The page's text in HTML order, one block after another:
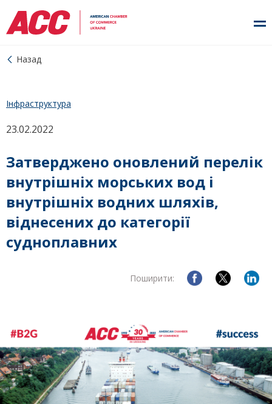
Назад
23.02.2022
Інфраструктура
Затверджено оновлений перелік
внутрішніх морських вод і
внутрішніх водних шляхів,
віднесених до категорії
судноплавних
Поширити: